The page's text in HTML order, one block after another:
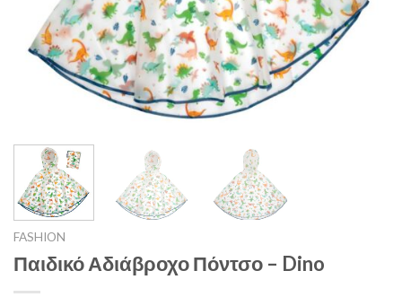
FASHION
Παιδικό Αδιάβροχο Πόντσο – Dino